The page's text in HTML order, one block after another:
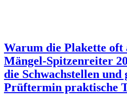
Warum die Plakette oft
Mängel-Spitzenreiter
die Schwachstellen
Prüftermin praktische